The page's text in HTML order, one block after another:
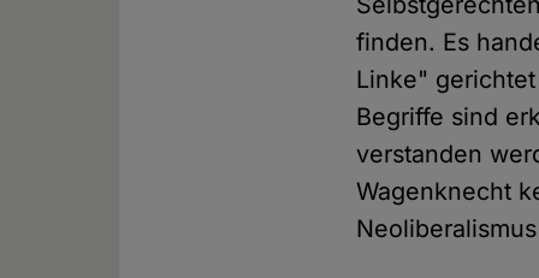
finden. Es
Linke"
Begriffe sind
verstanden
Wagenknecht